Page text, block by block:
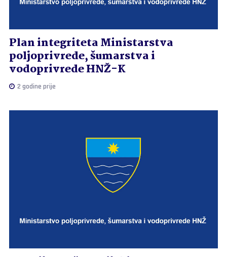
Plan integriteta Ministarstva
poljoprivrede, šumarstva i
vodoprivrede HNŽ-K
2 godine prije